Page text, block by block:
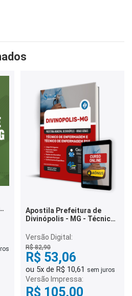
Apostila Prefeitura de
Divinópolis - MG - Técnico
de Enfermagem PSF
Versão Digital:
R$ 82,90
R$ 53,06
ou 5x de R$ 10,61 sem juros
Versão Impressa:
R$ 105,00